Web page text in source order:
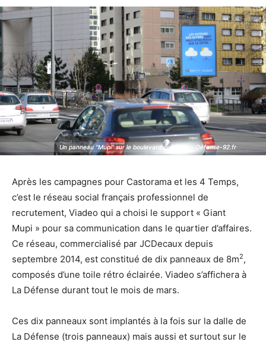
Un panneau "Mupi" sur le boulevard circulaire - Défense-92.fr
Un panneau "Mupi" sur le boulevard circulaire - Défense-92.fr
Après les campagnes pour Castorama et les 4 Temps,
c’est le réseau social français professionnel de
recrutement, Viadeo qui a choisi le support « Giant
Mupi » pour sa communication dans le quartier d’affaires.
Ce réseau, commercialisé par JCDecaux depuis
septembre 2014, est constitué de dix panneaux de 8m2,
composés d’une toile rétro éclairée. Viadeo s’affichera à
La Défense durant tout le mois de mars.
Ces dix panneaux sont implantés à la fois sur la dalle de
La Défense (trois panneaux) mais aussi et surtout sur le